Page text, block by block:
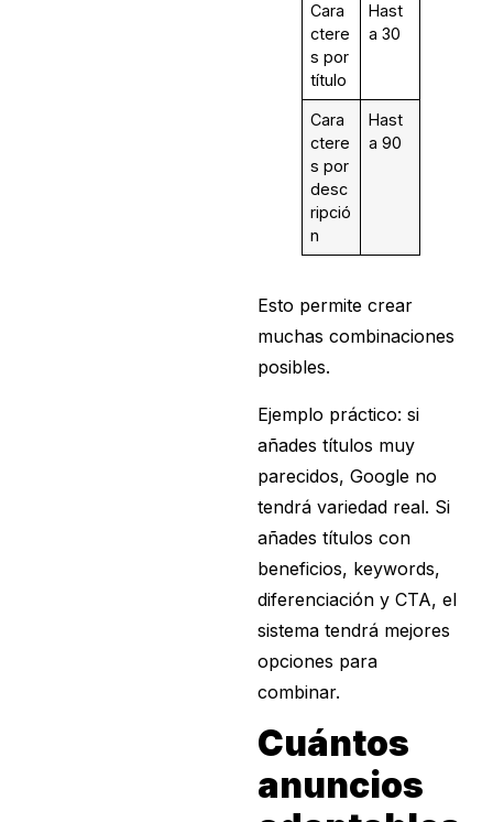
Cara
ctere
s por
título
Hast
a 30
Cara
ctere
s por
desc
ripció
n
Hast
a 90
Esto permite crear
muchas combinaciones
posibles.
Ejemplo práctico: si
añades títulos muy
parecidos, Google no
tendrá variedad real. Si
añades títulos con
beneficios, keywords,
diferenciación y CTA, el
sistema tendrá mejores
opciones para
combinar.
Cuántos
anuncios